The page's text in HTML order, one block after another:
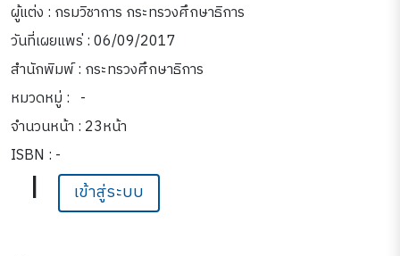
ผู้แต่ง : กรมวิชาการ กระทรวงศึกษาธิการ
วันที่เผยแพร่ : 06/09/2017
สำนักพิมพ์ : กระทรวงศึกษาธิการ
หมวดหมู่ : -
จำนวนหน้า : 23หน้า
ISBN : -
| เข้าสู่ระบบ